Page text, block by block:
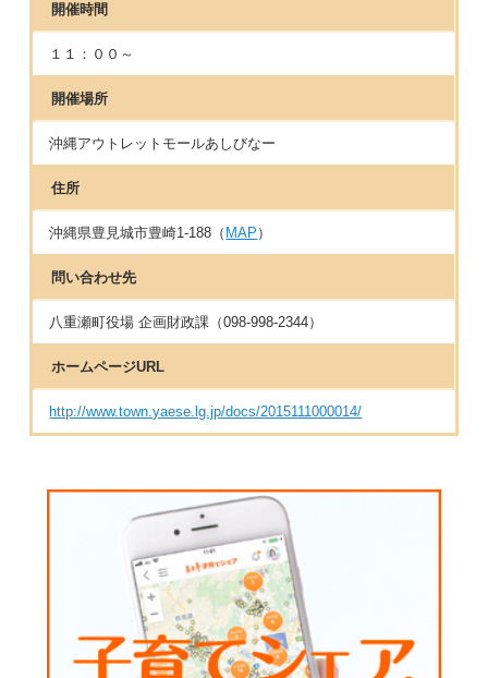
開催時間
１１：００～
開催場所
沖縄アウトレットモールあしびなー
住所
沖縄県豊見城市豊崎1-188（ MAP ）
問い合わせ先
八重瀬町役場 企画財政課（098-998-2344）
ホームページURL
http://www.town.yaese.lg.jp/docs/2015111000014/